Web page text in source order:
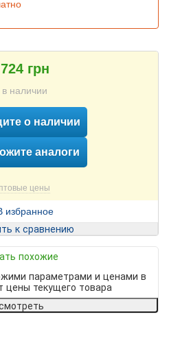
грн
наличии
о наличии
аналоги
цены
избранное
к сравнению
похожие
параметрами и ценами в
цены текущего товара